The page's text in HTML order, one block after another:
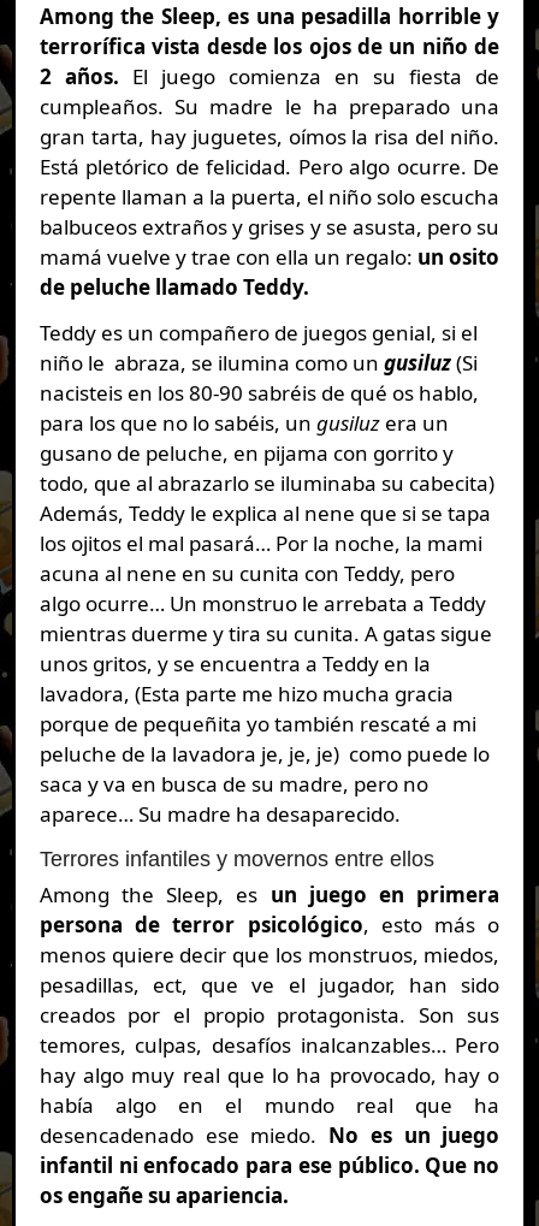
Among the Sleep, es una pesadilla horrible y
terrorífica vista desde los ojos de un niño de
2 años. El juego comienza en su fiesta de
cumpleaños. Su madre le ha preparado una
gran tarta, hay juguetes, oímos la risa del niño.
Está pletórico de felicidad. Pero algo ocurre. De
repente llaman a la puerta, el niño solo escucha
balbuceos extraños y grises y se asusta, pero su
mamá vuelve y trae con ella un regalo: un osito
de peluche llamado Teddy.
Teddy es un compañero de juegos genial, si el
niño le abraza, se ilumina como un gusiluz(Si
nacisteis en los 80-90 sabréis de qué os hablo,
para los que no lo sabéis, un gusiluzera un
gusano de peluche, en pijama con gorrito y
todo, que al abrazarlo se iluminaba su cabecita)
Además, Teddy le explica al nene que si se tapa
los ojitos el mal pasará… Por la noche, la mami
acuna al nene en su cunita con Teddy, pero
algo ocurre… Un monstruo le arrebata a Teddy
mientras duerme y tira su cunita. A gatas sigue
unos gritos, y se encuentra a Teddy en la
lavadora, (Esta parte me hizo mucha gracia
porque de pequeñita yo también rescaté a mi
peluche de la lavadora je, je, je) como puede lo
saca y va en busca de su madre, pero no
aparece… Su madre ha desaparecido.
Terrores infantiles y movernos entre ellos
Among the Sleep, es un juego en primera
persona de terror psicológico, esto más o
menos quiere decir que los monstruos, miedos,
pesadillas, ect, que ve el jugador, han sido
creados por el propio protagonista. Son sus
temores, culpas, desafíos inalcanzables… Pero
hay algo muy real que lo ha provocado, hay o
había algo en el mundo real que ha
desencadenado ese miedo. No es un juego
infantil ni enfocado para ese público. Que no
os engañe su apariencia.